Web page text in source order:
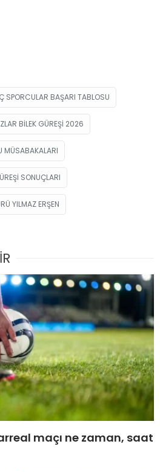
SPORCULAR BAŞARI TABLOSU
BILEK GÜREŞI 2026
MÜSABAKALARI
SONUÇLARI
YILMAZ ERŞEN
maçı ne zaman, saat